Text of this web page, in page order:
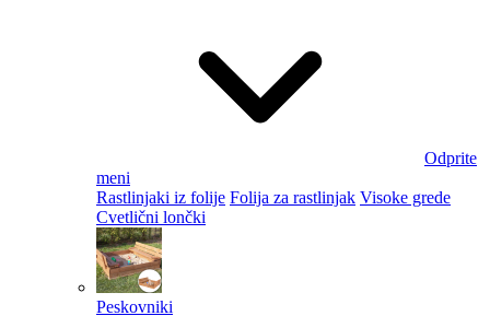
Odprite
meni
Rastlinjaki iz folije Folija za rastlinjak Visoke grede
Cvetlični lončki
Peskovniki